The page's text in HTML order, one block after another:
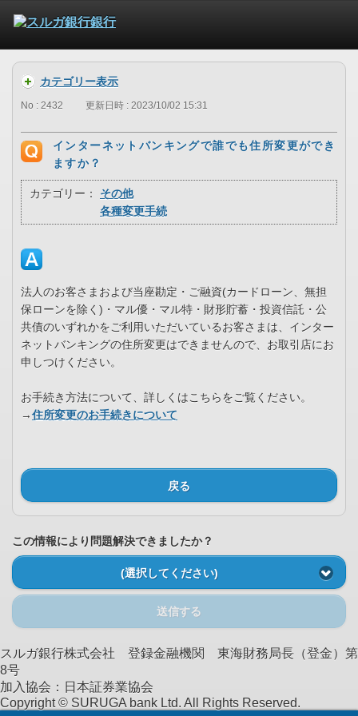
カテゴリー表示
No : 2432 更新日時 : 2023/10/02 15:31
インターネットバンキングで誰でも住所変更ができ
ますか？
カテゴリー：
その他
各種変更手続
法人のお客さまおよび当座勘定・ご融資(カードローン、無担
保ローンを除く)・マル優・マル特・財形貯蓄・投資信託・公
共債のいずれかをご利用いただいているお客さまは、インター
ネットバンキングの住所変更はできませんので、お取引店にお
申しつけください。
お手続き方法について、詳しくはこちらをご覧ください。
→住所変更のお手続きについて
戻る
この情報により問題解決できましたか？
(選択してください)
送信する
スルガ銀行株式会社 登録金融機関 東海財務局長（登金）第
8号
加入協会：日本証券業協会
Copyright © SURUGA bank Ltd. All Rights Reserved.